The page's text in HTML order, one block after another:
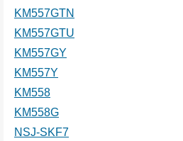
KM557GTN
KM557GTU
KM557GY
KM557Y
KM558
KM558G
NSJ-SKF7